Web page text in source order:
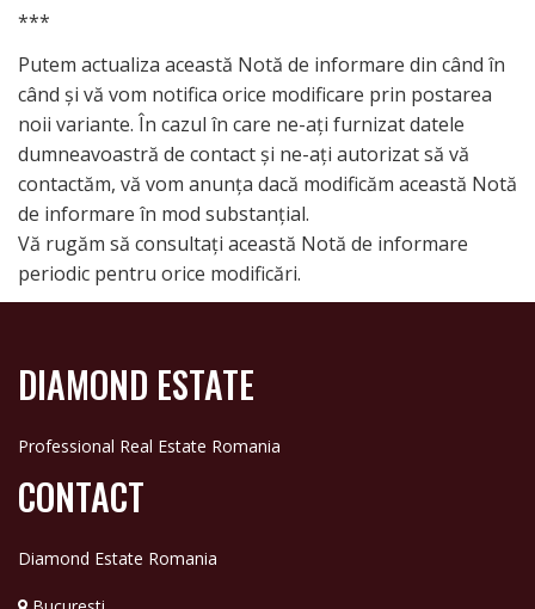
***
Putem actualiza această Notă de informare din când în
când și vă vom notifica orice modificare prin postarea
noii variante. În cazul în care ne-ați furnizat datele
dumneavoastră de contact și ne-ați autorizat să vă
contactăm, vă vom anunța dacă modificăm această Notă
de informare în mod substanțial.
Vă rugăm să consultați această Notă de informare
periodic pentru orice modificări.
DIAMOND ESTATE
Professional Real Estate Romania
CONTACT
Diamond Estate Romania